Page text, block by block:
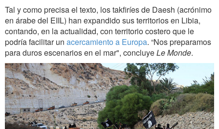
Tal y como precisa el texto, los takfiríes de Daesh (acrónimo
en árabe del EIIL) han expandido sus territorios en Libia,
contando, en la actualidad, con territorio costero que le
podría facilitar un acercamiento a Europa. “Nos preparamos
para duros escenarios en el mar", concluyeLe Monde.